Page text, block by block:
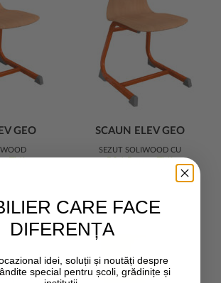
GEO
SCAUN ELEV GEO
ERGO
ȘEZUT SOLIWOOD CU
CARE FACE
DIFERENȚA
idei, soluții și noutăți despre
special pentru școli, grădinițe și